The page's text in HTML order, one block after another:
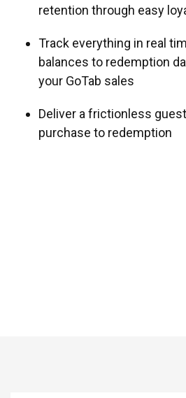
retention through easy
Track everything in real
balances to redemption
your GoTab sales
Deliver a frictionless
purchase to redemption